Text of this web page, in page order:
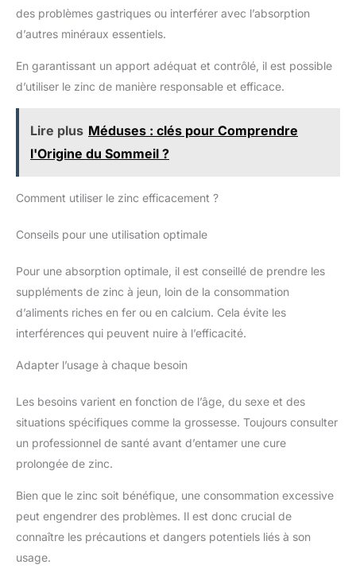
des problèmes gastriques ou interférer avec l’absorption
d’autres minéraux essentiels.
En garantissant un apport adéquat et contrôlé, il est possible
d’utiliser le zinc de manière responsable et efficace.
Lire plus Méduses : clés pour Comprendre
l'Origine du Sommeil ?
Comment utiliser le zinc efficacement ?
Conseils pour une utilisation optimale
Pour une absorption optimale, il est conseillé de prendre les
suppléments de zinc à jeun, loin de la consommation
d’aliments riches en fer ou en calcium. Cela évite les
interférences qui peuvent nuire à l’efficacité.
Adapter l’usage à chaque besoin
Les besoins varient en fonction de l’âge, du sexe et des
situations spécifiques comme la grossesse. Toujours consulter
un professionnel de santé avant d’entamer une cure
prolongée de zinc.
Bien que le zinc soit bénéfique, une consommation excessive
peut engendrer des problèmes. Il est donc crucial de
connaître les précautions et dangers potentiels liés à son
usage.